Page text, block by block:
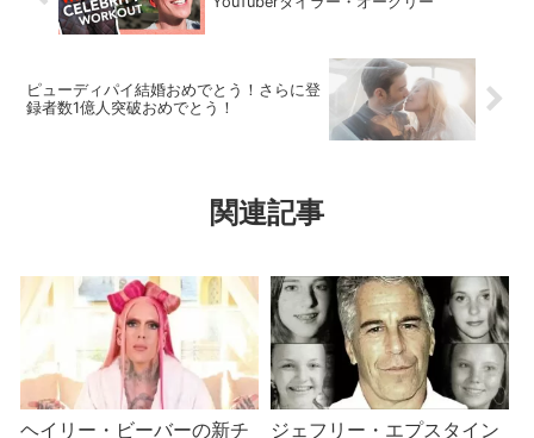
ピューディパイ結婚おめでとう！さらに登
録者数1億人突破おめでとう！
関連記事
ヘイリー・ビーバーの新チ
ジェフリー・エプスタイン